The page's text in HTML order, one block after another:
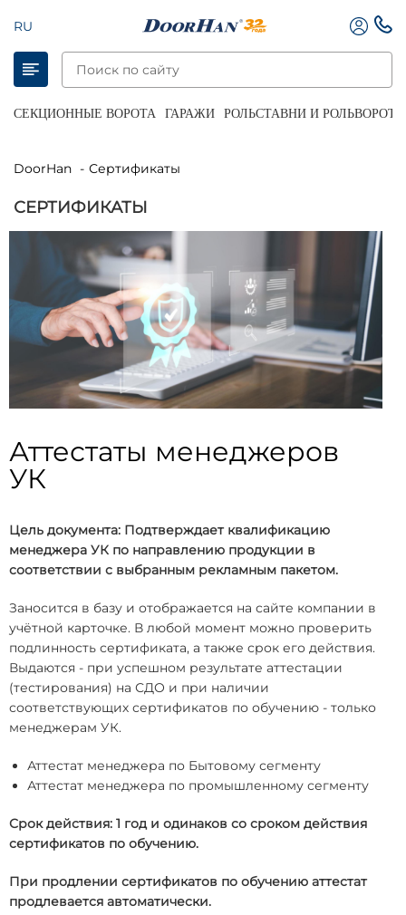
RU
СЕКЦИОННЫЕ ВОРОТА ГАРАЖИ РОЛЬСТАВНИ И РОЛЬВОРОТА
DoorHan Сертификаты
СЕРТИФИКАТЫ
Аттестаты менеджеров
УК
Цель документа: Подтверждает квалификацию
менеджера УК по направлению продукции в
соответствии с выбранным рекламным пакетом.
Заносится в базу и отображается на сайте компании в
учётной карточке. В любой момент можно проверить
подлинность сертификата, а также срок его действия.
Выдаются - при успешном результате аттестации
(тестирования) на СДО и при наличии
соответствующих сертификатов по обучению - только
менеджерам УК.
Аттестат менеджера по Бытовому сегменту
Аттестат менеджера по промышленному сегменту
Срок действия: 1 год и одинаков со сроком действия
сертификатов по обучению.
При продлении сертификатов по обучению аттестат
продлевается автоматически.